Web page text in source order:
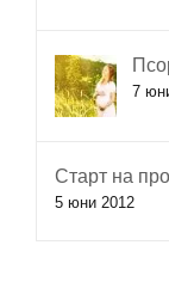
7
Старт на
5 юни 2012